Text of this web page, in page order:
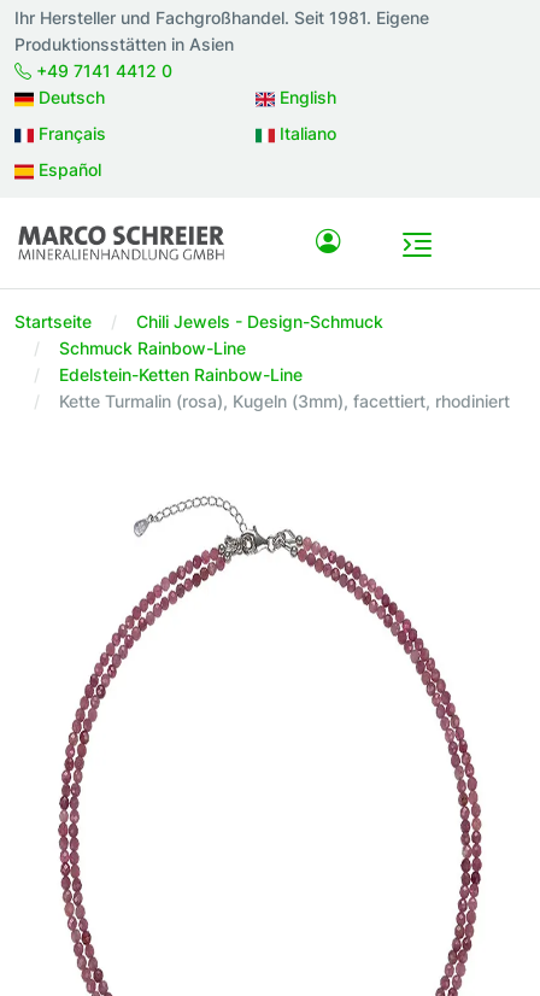
Ihr Hersteller und Fachgroßhandel. Seit 1981. Eigene
Produktionsstätten in Asien
+49 7141 4412 0
Deutsch
English
Français
Italiano
Español
Startseite
Chili Jewels - Design-Schmuck
Schmuck Rainbow-Line
Edelstein-Ketten Rainbow-Line
Kette Turmalin (rosa), Kugeln (3mm), facettiert, rhodiniert